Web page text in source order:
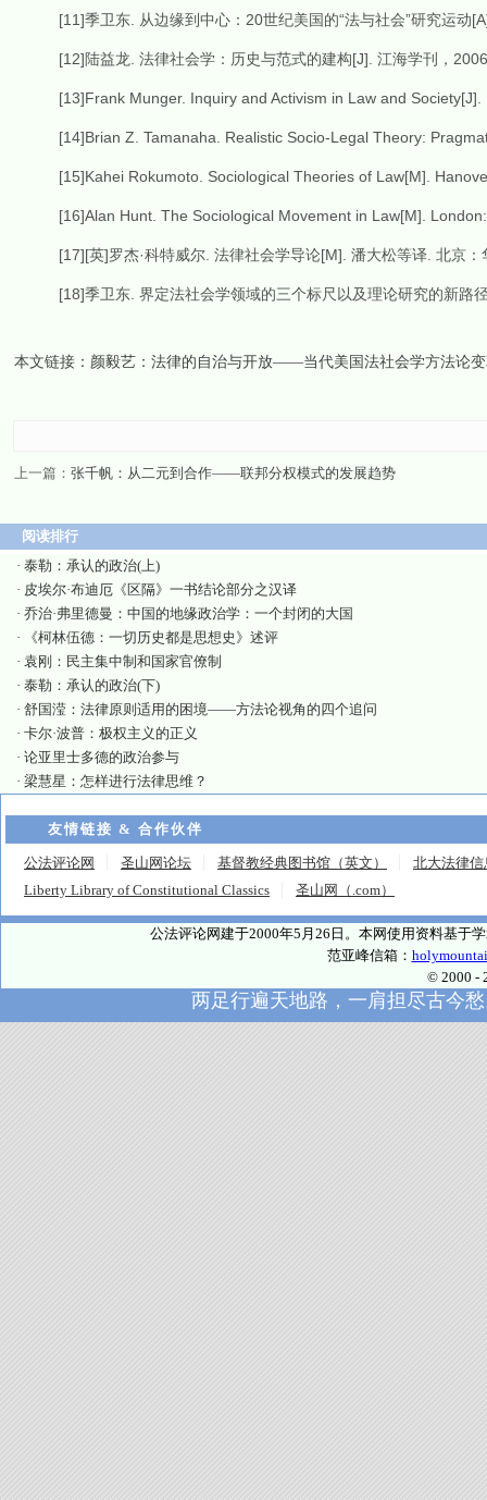
[11]季卫东. 从边缘到中心：20世纪美国的“法与社会”研究运动
[12]陆益龙. 法律社会学：历史与范式的建构[J]. 江海学刊，
[13]Frank Munger. Inquiry and Activism in Law and Society[J].
[14]Brian Z. Tamanaha. Realistic Socio-Legal Theory:
[15]Kahei Rokumoto. Sociological Theories of Law[M].
[16]Alan Hunt. The Sociological Movement in Law[M]. London:
[17][英]罗杰·科特威尔. 法律社会学导论[M]. 潘大松等译. 北京：
[18]季卫东. 界定法社会学领域的三个标尺以及理论研究的新路
本文链接： 颜毅艺：法律的自治与开放——当代美国法社会学方法论
上一篇： 张千帆：从二元到合作——联邦分权模式的发展趋势
阅读排行
· 泰勒：承认的政治(上)
· 皮埃尔·布迪厄《区隔》一书结论部分之汉译
· 乔治·弗里德曼：中国的地缘政治学：一个封闭的大国
·
《柯林伍德：一切历史都是思想史》述评
· 袁刚：民主集中制和国家官僚制
· 泰勒：承认的政治(下)
· 舒国滢：法律原则适用的困境——方法论视角的四个追问
· 卡尔·波普：极权主义的正义
· 论亚里士多德的政治参与
· 梁慧星：怎样进行法律思维？
友情链接 & 合作伙伴
公法评论网 圣山网论坛 基督教经典图书馆（英文）
北大法律信
Liberty Library of Constitutional Classics
圣山网（.com）
公法评论网建于2000年5月26日。本网使用资料基于
范亚峰信箱：
© 2000 -
两足行遍天地路，一肩担尽古今